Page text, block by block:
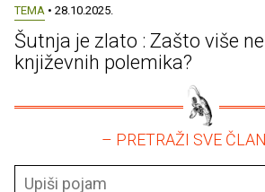
TEMA • 28.10.2025.
Šutnja je zlato : Zašto više
književnih polemika?
– PRETRAŽI SVE